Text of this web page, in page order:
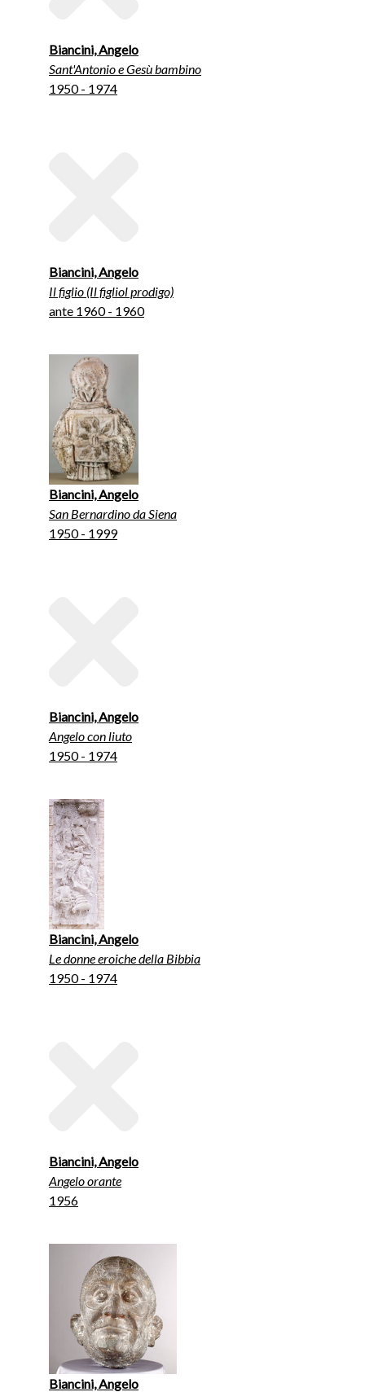
Biancini, Angelo
Sant'Antonio e Gesù bambino
1950 - 1974
Biancini, Angelo
Il figlio (Il figliol prodigo)
ante 1960 - 1960
Biancini, Angelo
San Bernardino da Siena
1950 - 1999
Biancini, Angelo
Angelo con liuto
1950 - 1974
Biancini, Angelo
Le donne eroiche della Bibbia
1950 - 1974
Biancini, Angelo
Angelo orante
1956
Biancini, Angelo